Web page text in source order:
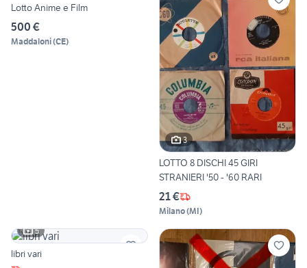
Lotto Anime e Film
500 €
Maddaloni(CE)
3
LOTTO 8 DISCHI 45 GIRI
STRANIERI '50 - '60 RARI
21 €
Milano(MI)
5
libri vari